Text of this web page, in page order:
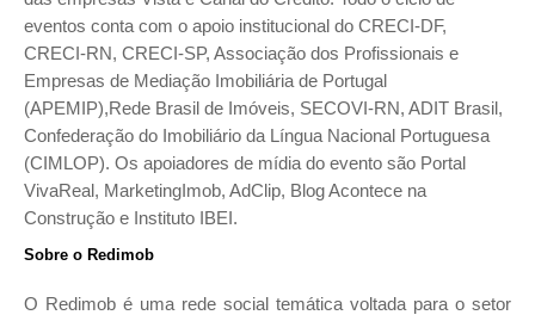
eventos conta com o apoio institucional do CRECI-DF,
CRECI-RN, CRECI-SP, Associação dos Profissionais e
Empresas de Mediação Imobiliária de Portugal
(APEMIP),Rede Brasil de Imóveis, SECOVI-RN, ADIT Brasil,
Confederação do Imobiliário da Língua Nacional Portuguesa
(CIMLOP). Os apoiadores de mídia do evento são Portal
VivaReal, MarketingImob, AdClip, Blog Acontece na
Construção e Instituto IBEI.
Sobre o Redimob
O Redimob é uma rede social temática voltada para o setor